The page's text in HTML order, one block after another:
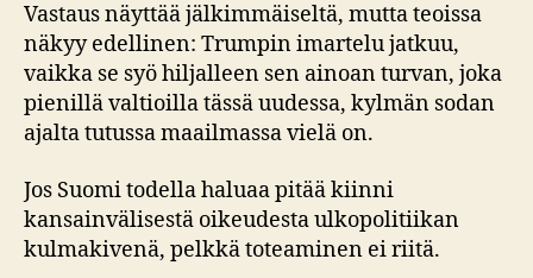
Vastaus näyttää jälkimmäiseltä, mutta teoissa
näkyy edellinen: Trumpin imartelu jatkuu,
vaikka se syö hiljalleen sen ainoan turvan, joka
pienillä valtioilla tässä uudessa, kylmän sodan
ajalta tutussa maailmassa vielä on.
Jos Suomi todella haluaa pitää kiinni
kansainvälisestä oikeudesta ulkopolitiikan
kulmakivenä, pelkkä toteaminen ei riitä.